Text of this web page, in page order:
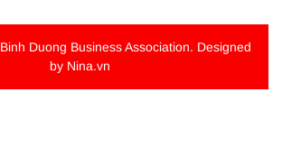
Binh Duong Business Association. Designed
by Nina.vn